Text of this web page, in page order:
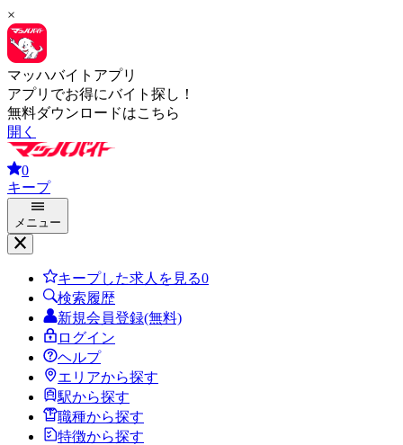
×
マッハバイトアプリ
アプリでお得にバイト探し！
無料ダウンロードはこちら
開く
0
キープ
メニュー
キープした求人を見る0
検索履歴
新規会員登録(無料)
ログイン
ヘルプ
エリアから探す
駅から探す
職種から探す
特徴から探す